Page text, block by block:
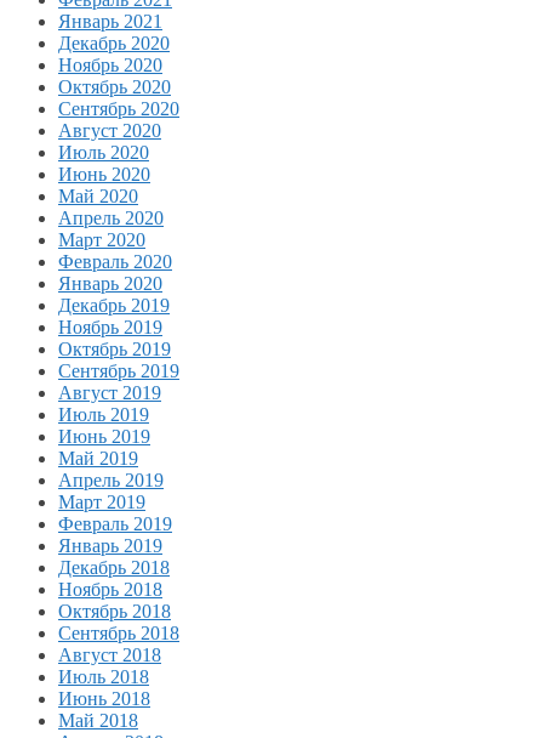
Январь 2021
Декабрь 2020
Ноябрь 2020
Октябрь 2020
Сентябрь 2020
Август 2020
Июль 2020
Июнь 2020
Май 2020
Апрель 2020
Март 2020
Февраль 2020
Январь 2020
Декабрь 2019
Ноябрь 2019
Октябрь 2019
Сентябрь 2019
Август 2019
Июль 2019
Июнь 2019
Май 2019
Апрель 2019
Март 2019
Февраль 2019
Январь 2019
Декабрь 2018
Ноябрь 2018
Октябрь 2018
Сентябрь 2018
Август 2018
Июль 2018
Июнь 2018
Май 2018